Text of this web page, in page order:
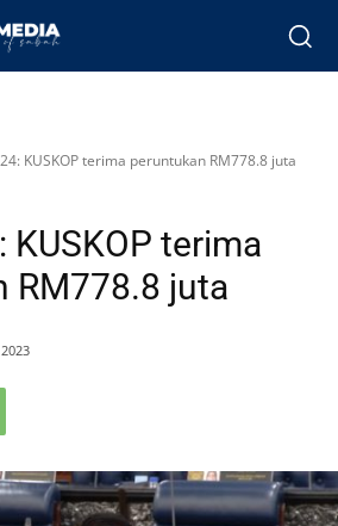
KUSKOP terima peruntukan RM778.8 juta
KUSKOP terima
RM778.8 juta